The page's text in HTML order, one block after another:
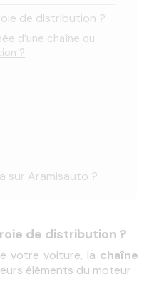
de distribution ?
d’une chaîne ou
?
sur Aramisauto ?
de distribution ?
votre voiture, la chaîne
éléments du moteur :